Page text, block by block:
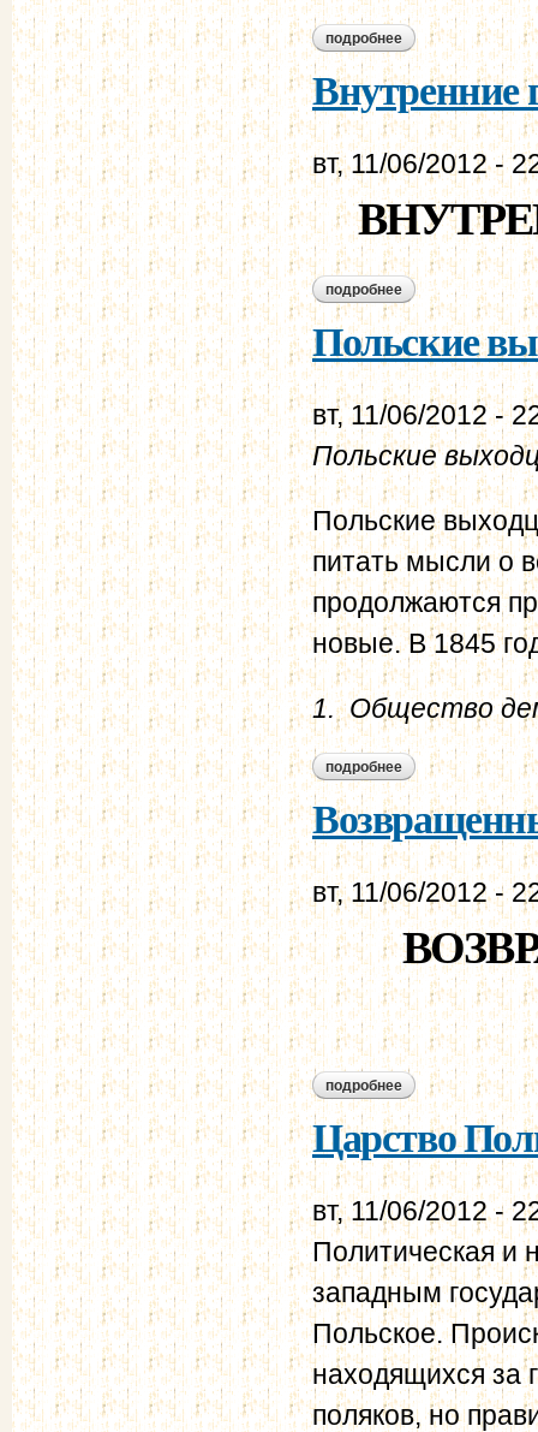
подробнее о высшее
Внутренние
вт, 11/06/2012 -
подробнее о внутренние
Польские
вт, 11/06/2012 -
Польские
Польские
питать мысли о
продолжаются
новые. В 1845
1. Общество
подробнее о польские
вт, 11/06/2012 -
подробнее о возвращенные
Царство
вт, 11/06/2012 -
Политическая и
западным
Польское.
находящихся за
поляков, но